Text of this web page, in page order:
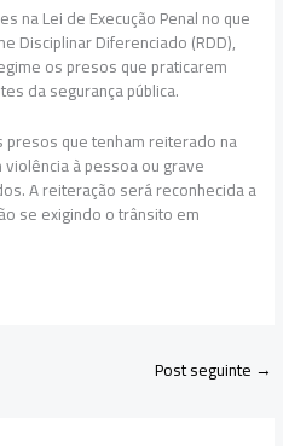
na Lei de Execução Penal no que
Disciplinar Diferenciado (RDD),
os presos que praticarem
da segurança pública.
presos que tenham reiterado na
à pessoa ou grave
A reiteração será reconhecida a
se exigindo o trânsito em
Post seguinte →